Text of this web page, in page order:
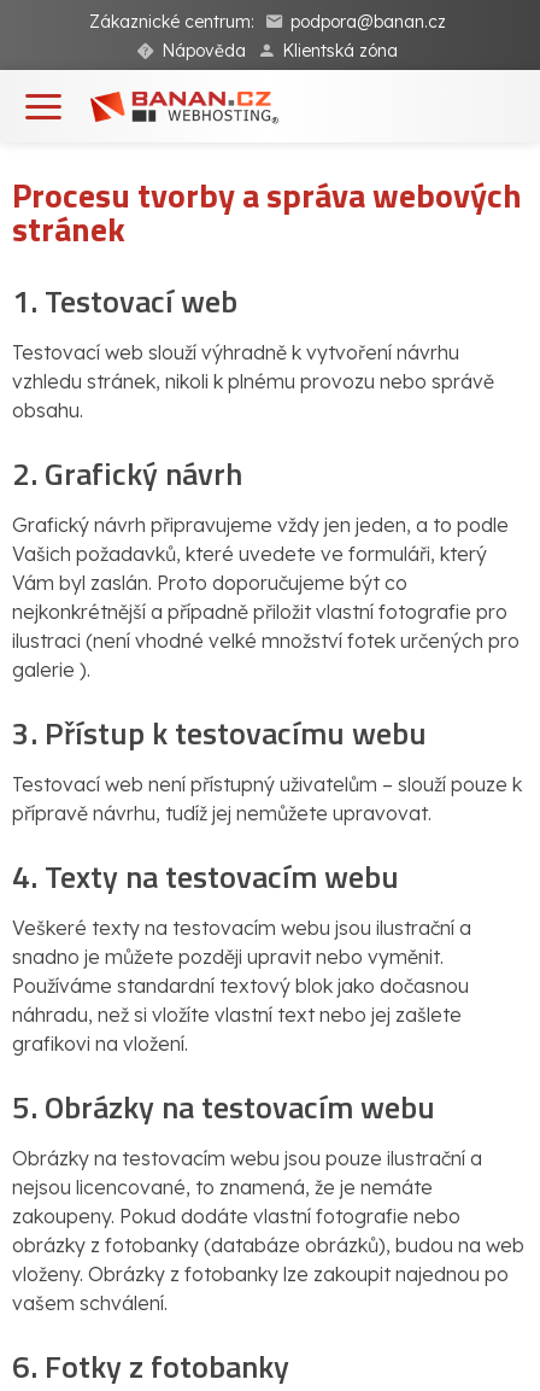
Zákaznické centrum:
podpora@banan.cz
Nápověda
Klientská zóna
Procesu tvorby a správa webových
stránek
1. Testovací web
Testovací web slouží výhradně k vytvoření návrhu
vzhledu stránek, nikoli k plnému provozu nebo správě
obsahu.
2. Grafický návrh
Grafický návrh připravujeme vždy jen jeden, a to podle
Vašich požadavků, které uvedete ve formuláři, který
Vám byl zaslán. Proto doporučujeme být co
nejkonkrétnější a případně přiložit vlastní fotografie pro
ilustraci (není vhodné velké množství fotek určených pro
galerie ).
3. Přístup k testovacímu webu
Testovací web není přístupný uživatelům – slouží pouze k
přípravě návrhu, tudíž jej nemůžete upravovat.
4. Texty na testovacím webu
Veškeré texty na testovacím webu jsou ilustrační a
snadno je můžete později upravit nebo vyměnit.
Používáme standardní textový blok jako dočasnou
náhradu, než si vložíte vlastní text nebo jej zašlete
grafikovi na vložení.
5. Obrázky na testovacím webu
Obrázky na testovacím webu jsou pouze ilustrační a
nejsou licencované, to znamená, že je nemáte
zakoupeny. Pokud dodáte vlastní fotografie nebo
obrázky z fotobanky (databáze obrázků), budou na web
vloženy. Obrázky z fotobanky lze zakoupit najednou po
vašem schválení.
6. Fotky z fotobanky